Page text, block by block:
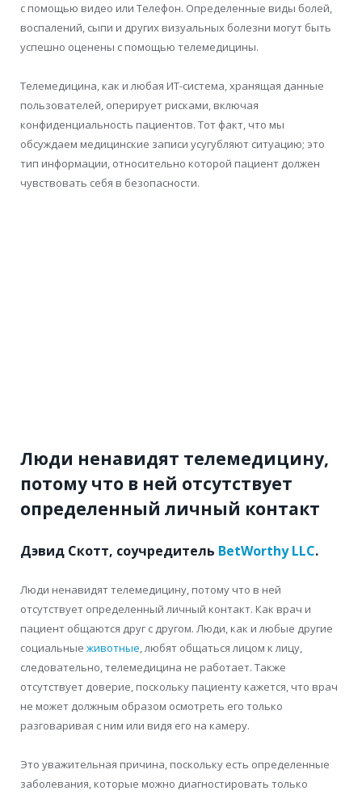
с помощью видео или Телефон. Определенные виды болей,
воспалений, сыпи и других визуальных болезни могут быть
успешно оценены с помощью телемедицины.
Телемедицина, как и любая ИТ-система, хранящая данные
пользователей, оперирует рисками, включая
конфиденциальность пациентов. Тот факт, что мы
обсуждаем медицинские записи усугубляют ситуацию; это
тип информации, относительно которой пациент должен
чувствовать себя в безопасности.
Люди ненавидят телемедицину,
потому что в ней отсутствует
определенный личный контакт
Дэвид Скотт, соучредитель BetWorthy LLC.
Люди ненавидят телемедицину, потому что в ней
отсутствует определенный личный контакт. Как врач и
пациент общаются друг с другом. Люди, как и любые другие
социальные животные, любят общаться лицом к лицу,
следовательно,телемедицина не работает. Также
отсутствует доверие, поскольку пациенту кажется, что врач
не может должным образом осмотреть его только
разговаривая с ним или видя его на камеру.
Это уважительная причина, поскольку есть определенные
заболевания, которые можно диагностировать только